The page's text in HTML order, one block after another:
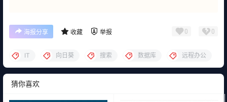
海报分享 收藏 举报 0 0
IT 向日葵 搜索 数据库 远程办公
猜你喜欢